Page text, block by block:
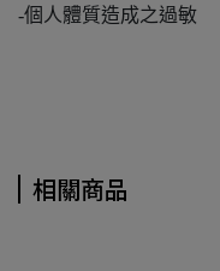
-個人體質造成之過敏
相關商品